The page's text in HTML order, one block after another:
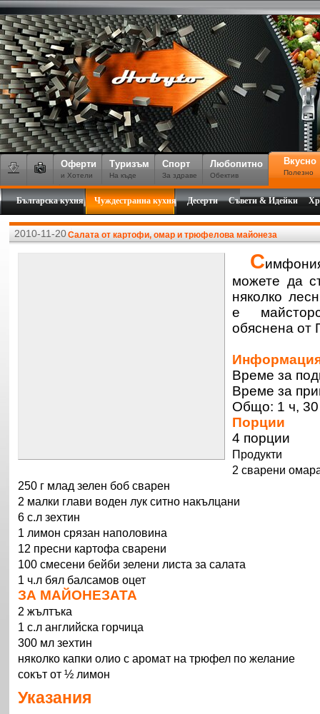
Оферти
и Хотели
Туризъм
На къде
Спорт
За здраве
Любопитно
Обектив
Вкусно
Полезно
Българска кухня Чуждестранна кухня Десерти Съвети & Идейки
2010-11-20Салата от картофи, омар и трюфелова майонеза
С
можете да
няколко
е
обяснена от
Време за
Време за
Общо: 1 ч,
Порции
4 порции
Продукти
2 сварени
250 г млад зелен боб сварен
2 малки глави воден лук ситно накълцани
6 с.л зехтин
1 лимон срязан наполовина
12 пресни картофа сварени
100 смесени бейби зелени листа за салата
1 ч.л бял балсамов оцет
ЗА МАЙОНЕЗАТА
2 жълтъка
1 с.л английска горчица
300 мл зехтин
няколко капки олио с аромат на трюфел по желание
сокът от ½ лимон
Указания